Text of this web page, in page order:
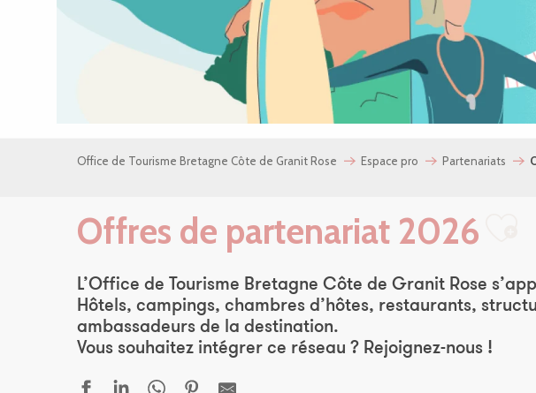
Office de Tourisme Bretagne Côte de Granit Rose Espace pro Partenariats
Offres de partenariat 2026
L’Office de Tourisme Bretagne Côte de Granit Rose
Hôtels, campings, chambres d’hôtes, restaurants,
ambassadeurs de la destination.
Vous souhaitez intégrer ce réseau ? Rejoignez-nous !